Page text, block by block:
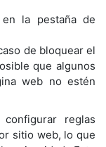
la pestaña de
de bloquear el
que algunos
web no estén
reglas
sitio web, lo que